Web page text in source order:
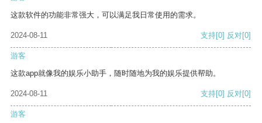
这款软件的功能非常强大，可以满足我日常使用的需求。
2024-08-11 支持[0] 反对[0]
游客
这款app就像我的娱乐小助手，随时随地为我的娱乐提供帮助。
2024-08-11 支持[0] 反对[0]
游客